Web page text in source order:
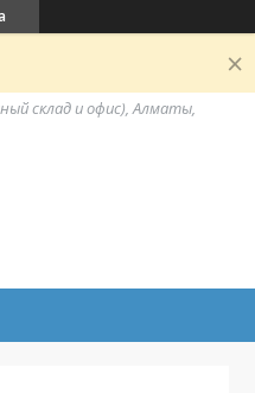
склад и офис), Алматы,